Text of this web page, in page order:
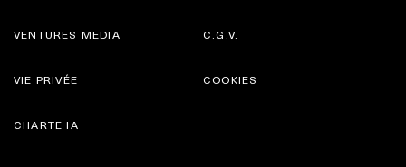
VENTURES MEDIA C.G.V.
VIE PRIVÉE
CHARTE IA
COOKIES